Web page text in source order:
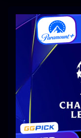
Fantástico
Bélico
Biográfico
SERIES
Series 1080p
Series 720p